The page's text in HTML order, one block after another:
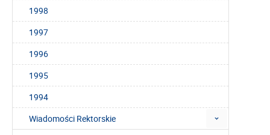
1998
1997
1996
1995
1994
Wiadomości Rektorskie